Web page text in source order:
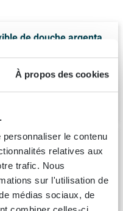
À propos des cookies
le contenu
relatives aux
trafic. Nous
sur l'utilisation de
médias sociaux, de
de douche argenta
Flexible de douche -